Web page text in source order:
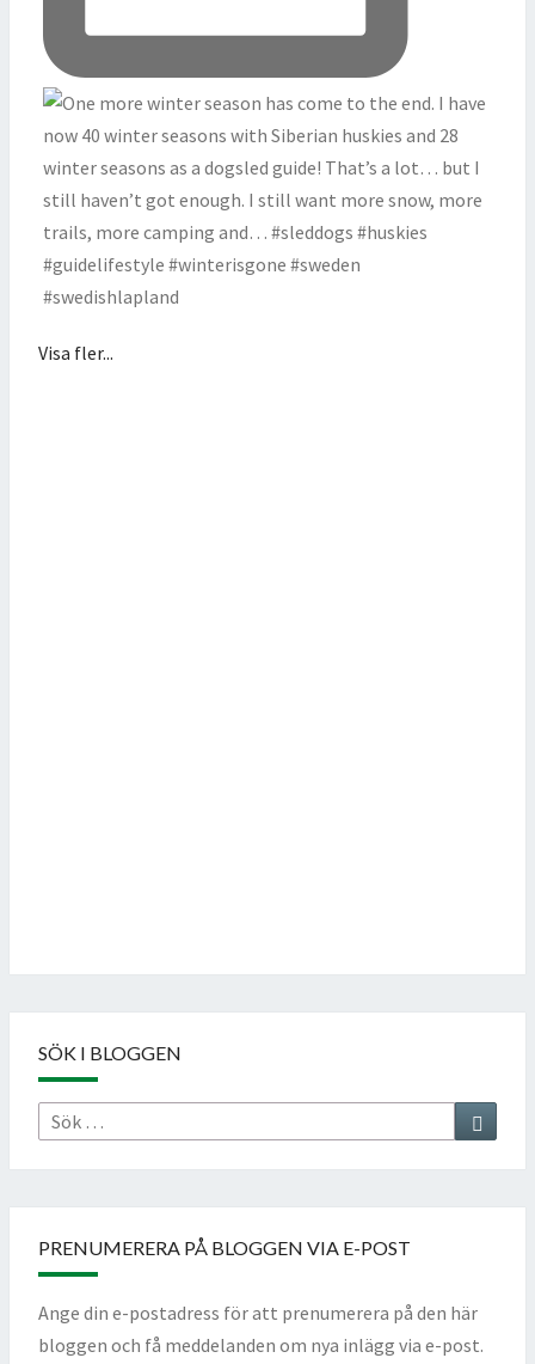
Visa fler...
SÖK I BLOGGEN
Sök
efter:
Sök
PRENUMERERA PÅ BLOGGEN VIA E-POST
Ange din e-postadress för att prenumerera på den här
bloggen och få meddelanden om nya inlägg via e-post.